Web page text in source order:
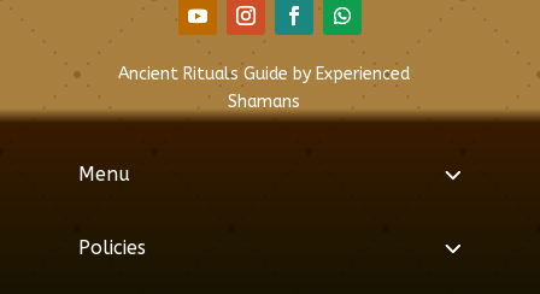
Ancient Rituals Guide by Experienced
Shamans
Menu
Policies